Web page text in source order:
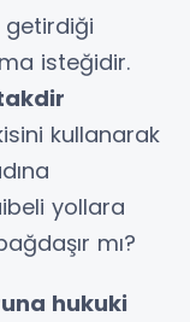
isteğidir.
kullanarak
yollara
mı?
hukuki